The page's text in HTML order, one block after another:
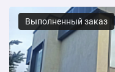
Пластиковые окна
1 шт.
Отделка потолка,
Выполненный заказ